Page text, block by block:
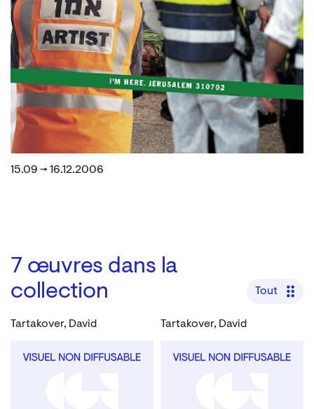
15.09 → 16.12.2006
7 œuvres dans la
collection
Tout
Tartakover, David Tartakover, David